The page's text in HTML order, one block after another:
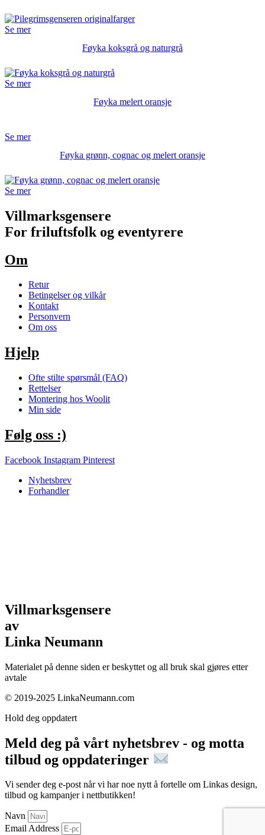
Se mer
Føyka koksgrå og naturgrå
Se mer
Føyka melert oransje
Se mer
Føyka grønn, cognac og melert oransje
Se mer
Villmarksgensere
For friluftsfolk og eventyrere
Om
Retur
Betingelser og vilkår
Kontakt
Personvern
Om oss
Hjelp
Ofte stilte spørsmål (FAQ)
Rettelser
Montering hos Woolit
Min side
Følg oss :)
Facebook Instagram Pinterest
Nyhetsbrev
Forhandler
Villmarksgensere
av
Linka Neumann
Materialet på denne siden er beskyttet og all bruk skal gjøres etter
avtale
© 2019-2025 LinkaNeumann.com
Hold deg oppdatert
Meld deg på vårt nyhetsbrev - og motta
tilbud og oppdateringer
Vi sender deg e-post når vi har noe nytt å fortelle om Linkas design,
tilbud og kampanjer i nettbutikken!
Navn
Email Address